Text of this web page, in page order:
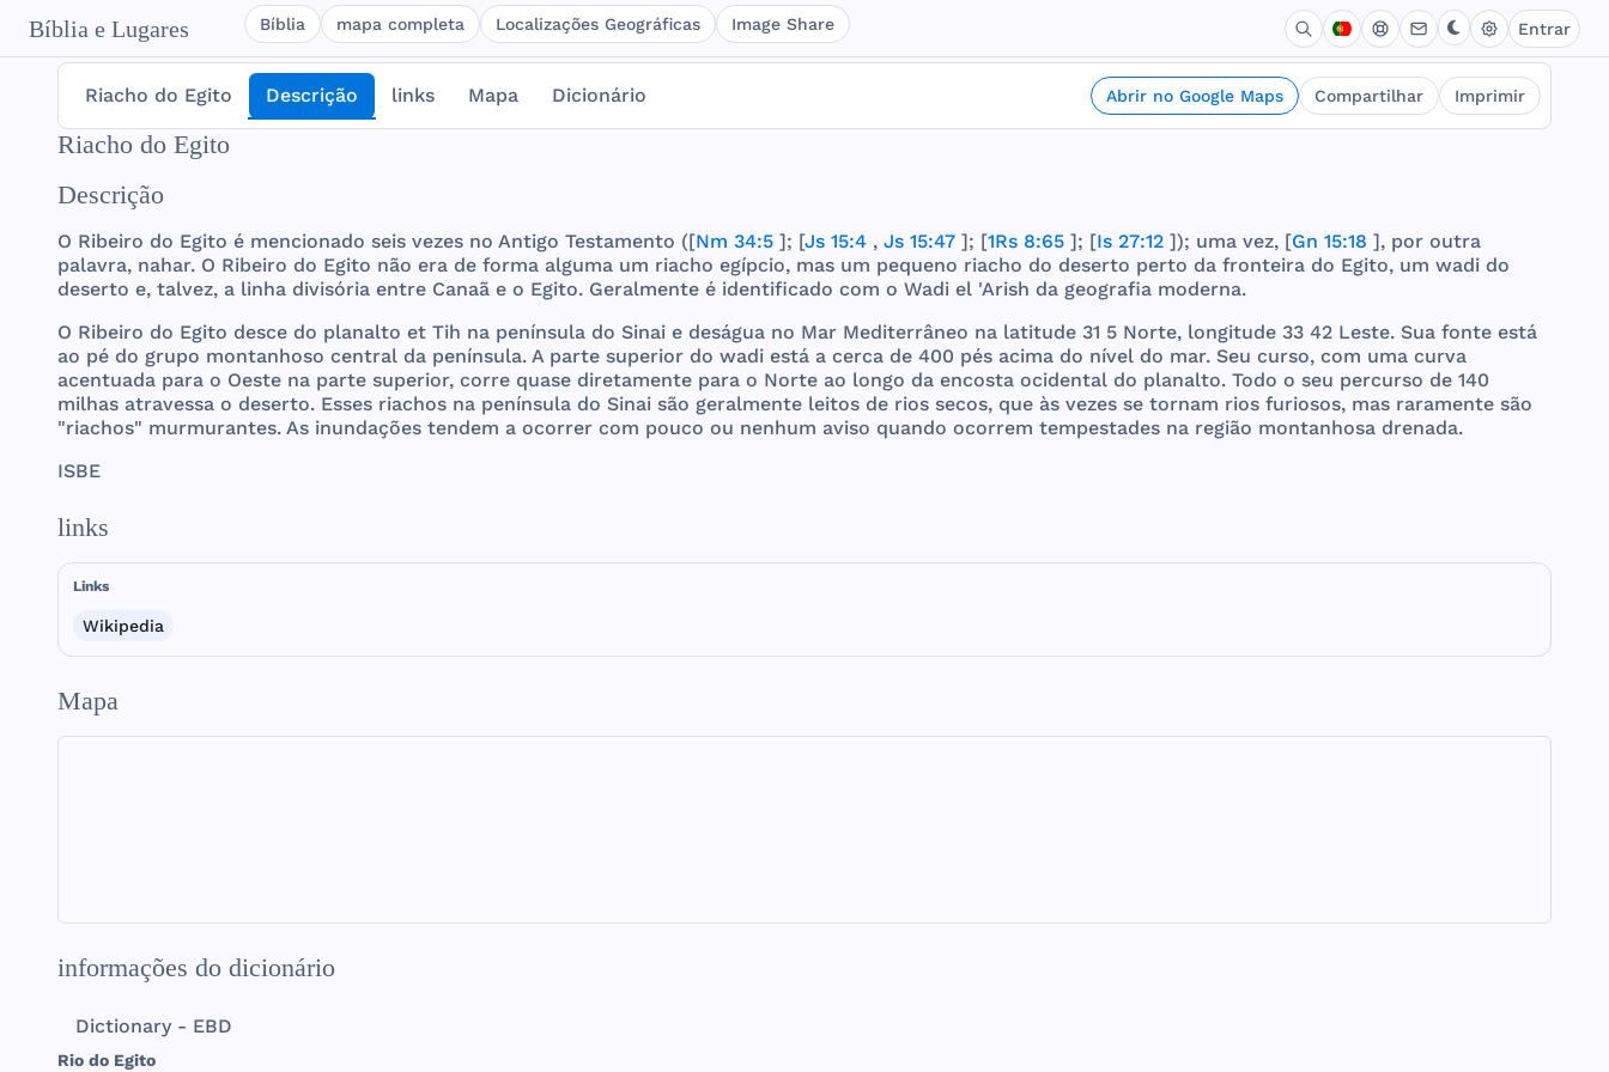
Bíblia e Lugares Bíblia mapa completa Localizações Geográficas Image Share Entrar
Riacho do Egito Descrição links Mapa Dicionário Abrir no Google Maps Compartilhar Imprimir
Riacho do Egito
Descrição
O Ribeiro do Egito é mencionado seis vezes no Antigo Testamento ([Nm 34:5 ]; [Js 15:4 , Js 15:47 ]; [1Rs 8:65 ]; [Is 27:12 ]); uma vez, [Gn 15:18 ], por outra
palavra, nahar. O Ribeiro do Egito não era de forma alguma um riacho egípcio, mas um pequeno riacho do deserto perto da fronteira do Egito, um wadi do
deserto e, talvez, a linha divisória entre Canaã e o Egito. Geralmente é identificado com o Wadi el 'Arish da geografia moderna.
O Ribeiro do Egito desce do planalto et Tih na península do Sinai e deságua no Mar Mediterrâneo na latitude 31 5 Norte, longitude 33 42 Leste. Sua fonte está
ao pé do grupo montanhoso central da península. A parte superior do wadi está a cerca de 400 pés acima do nível do mar. Seu curso, com uma curva
acentuada para o Oeste na parte superior, corre quase diretamente para o Norte ao longo da encosta ocidental do planalto. Todo o seu percurso de 140
milhas atravessa o deserto. Esses riachos na península do Sinai são geralmente leitos de rios secos, que às vezes se tornam rios furiosos, mas raramente são
"riachos" murmurantes. As inundações tendem a ocorrer com pouco ou nenhum aviso quando ocorrem tempestades na região montanhosa drenada.
ISBE
links
Links
Wikipedia
Mapa
informações do dicionário
Dictionary - EBD
Rio do Egito